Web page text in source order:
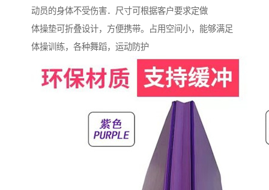
动员的身体不受伤害．尺寸可根据客户要求定做
体操垫可折叠设计，方便携带。占用空间小，能够满足
体操训练，各种舞蹈，运动防护